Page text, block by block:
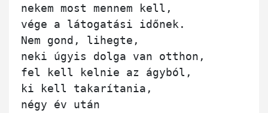
nekem most mennem kell,
vége a látogatási időnek.
Nem gond, lihegte,
neki úgyis dolga van otthon,
fel kell kelnie az ágyból,
ki kell takarítania,
négy év után